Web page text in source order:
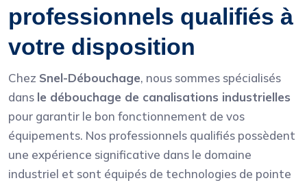
professionnels qualifiés à
votre disposition
Chez Snel-Débouchage, nous sommes spécialisés
dans le débouchage de canalisations industrielles
pour garantir le bon fonctionnement de vos
équipements. Nos professionnels qualifiés possèdent
une expérience significative dans le domaine
industriel et sont équipés de technologies de pointe